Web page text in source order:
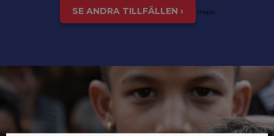
SE ANDRA TILLFÄLLEN › inspis